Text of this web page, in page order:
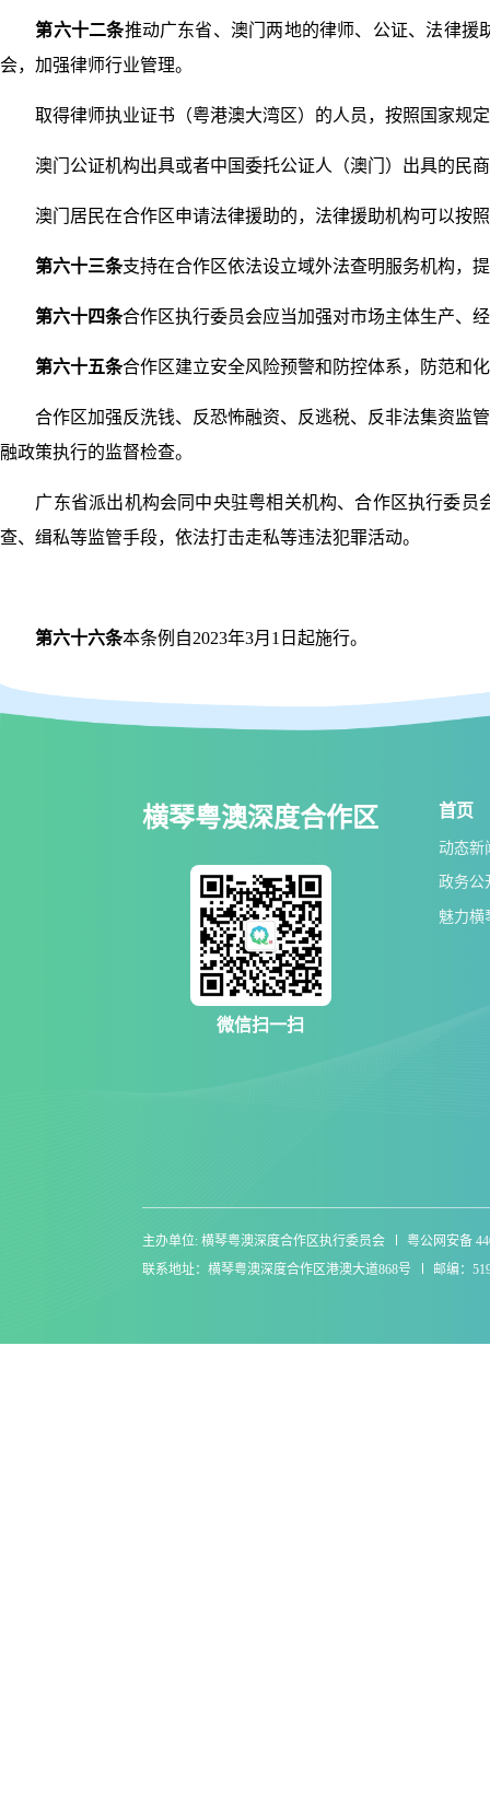
第六十二条推动广东省、澳门两地的律师、公证、法律
会，加强律师行业管理。
取得律师执业证书（粤港澳大湾区）的人员，按照国家规定
澳门公证机构出具或者中国委托公证人（澳门）出具的民
澳门居民在合作区申请法律援助的，法律援助机构可以按
第六十三条支持在合作区依法设立域外法查明服务机构，
第六十四条合作区执行委员会应当加强对市场主体生产、
第六十五条合作区建立安全风险预警和防控体系，防范和
合作区加强反洗钱、反恐怖融资、反逃税、反非法集资监管
融政策执行的监督检查。
广东省派出机构会同中央驻粤相关机构、合作区执行委员
查、缉私等监管手段，依法打击走私等违法犯罪活动。
第六十六条本条例自2023年3月1日起施行。
横琴粤澳深度合作区
微信扫一扫
首页
动态新
政务公
魅力横
主办单位: 横琴粤澳深度合作区执行委员会
粤公网安备
联系地址：横琴粤澳深度合作区港澳大道868号
邮编：